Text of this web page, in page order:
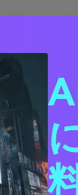
カラーパレッ
ジュアルを作成